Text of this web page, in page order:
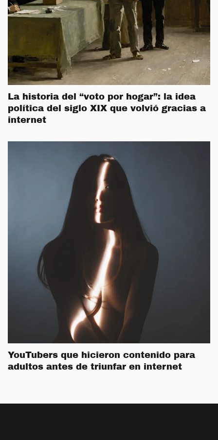
La historia del “voto por hogar”: la idea
política del siglo XIX que volvió gracias a
internet
YouTubers que hicieron contenido para
adultos antes de triunfar en internet